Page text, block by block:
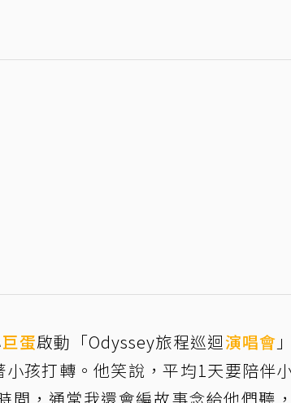
巨蛋啟動「Odyssey旅程巡迴演唱會
孩打轉。他笑說，平均1天要陪伴